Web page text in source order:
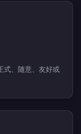
式、随意、友好或